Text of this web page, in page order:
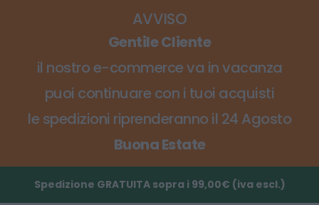
AVVISO
Gentile Cliente
il nostro e-commerce va in vacanza
puoi continuare con i tuoi acquisti
le spedizioni riprenderanno il 24 Agosto
Buona Estate
Spedizione GRATUITA sopra i 99,00€ (iva escl.)